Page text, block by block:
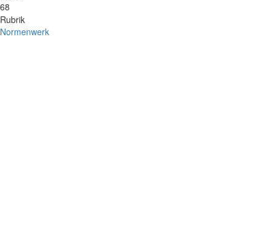
68
Rubrik
Normenwerk